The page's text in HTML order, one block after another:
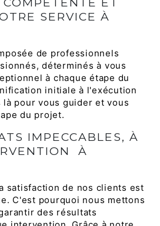
SERVICE À
de professionnels
déterminés à vous
à chaque étape du
initiale à l'exécution
là pour vous guider et vous
du projet.
IMPECCABLES, À
À
satisfaction de nos clients est
C'est pourquoi nous mettons
des résultats